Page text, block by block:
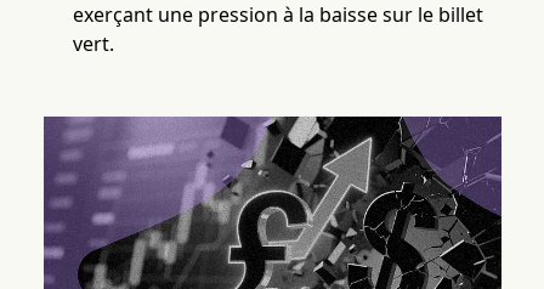
exerçant une pression à la baisse sur le billet
vert.